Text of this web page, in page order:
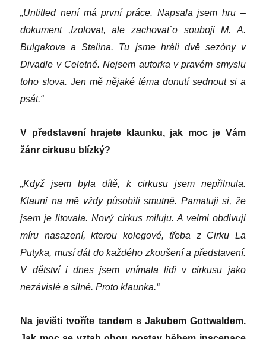
„Untitled není má první práce. Napsala jsem hru –
dokument ,Izolovat, ale zachovat´o souboji M. A.
Bulgakova a Stalina. Tu jsme hráli dvě sezóny v
Divadle v Celetné. Nejsem autorka v pravém smyslu
toho slova. Jen mě nějaké téma donutí sednout si a
psát.“
V představení hrajete klaunku, jak moc je Vám
žánr cirkusu blízký?
„Když jsem byla dítě, k cirkusu jsem nepřilnula.
Klauni na mě vždy působili smutně. Pamatuji si, že
jsem je litovala. Nový cirkus miluju. A velmi obdivuji
míru nasazení, kterou kolegové, třeba z Cirku La
Putyka, musí dát do každého zkoušení a představení.
V dětství i dnes jsem vnímala lidi v cirkusu jako
nezávislé a silné. Proto klaunka.“
Na jevišti tvoříte tandem s Jakubem Gottwaldem.